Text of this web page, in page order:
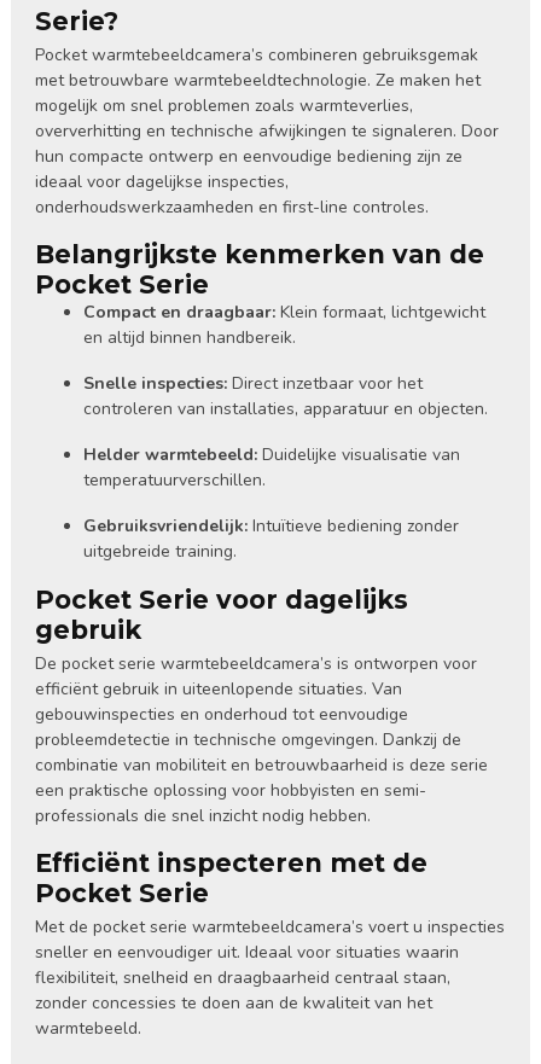
Serie?
Pocket warmtebeeldcamera’s combineren gebruiksgemak
met betrouwbare warmtebeeldtechnologie. Ze maken het
mogelijk om snel problemen zoals warmteverlies,
oververhitting en technische afwijkingen te signaleren. Door
hun compacte ontwerp en eenvoudige bediening zijn ze
ideaal voor dagelijkse inspecties,
onderhoudswerkzaamheden en first-line controles.
Belangrijkste kenmerken van de
Pocket Serie
Compact en draagbaar: Klein formaat, lichtgewicht
en altijd binnen handbereik.
Snelle inspecties: Direct inzetbaar voor het
controleren van installaties, apparatuur en objecten.
Helder warmtebeeld: Duidelijke visualisatie van
temperatuurverschillen.
Gebruiksvriendelijk: Intuïtieve bediening zonder
uitgebreide training.
Pocket Serie voor dagelijks
gebruik
De pocket serie warmtebeeldcamera’s is ontworpen voor
efficiënt gebruik in uiteenlopende situaties. Van
gebouwinspecties en onderhoud tot eenvoudige
probleemdetectie in technische omgevingen. Dankzij de
combinatie van mobiliteit en betrouwbaarheid is deze serie
een praktische oplossing voor hobbyisten en semi-
professionals die snel inzicht nodig hebben.
Efficiënt inspecteren met de
Pocket Serie
Met de pocket serie warmtebeeldcamera’s voert u inspecties
sneller en eenvoudiger uit. Ideaal voor situaties waarin
flexibiliteit, snelheid en draagbaarheid centraal staan,
zonder concessies te doen aan de kwaliteit van het
warmtebeeld.